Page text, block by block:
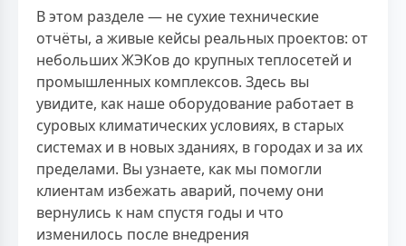
В этом разделе — не сухие технические
отчёты, а живые кейсы реальных проектов: от
небольших ЖЭКов до крупных теплосетей и
промышленных комплексов. Здесь вы
увидите, как наше оборудование работает в
суровых климатических условиях, в старых
системах и в новых зданиях, в городах и за их
пределами. Вы узнаете, как мы помогли
клиентам избежать аварий, почему они
вернулись к нам спустя годы и что
изменилось после внедрения